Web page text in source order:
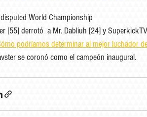
World Championship
[55] derrotó  a Mr. Dabliuh [24] y
podríamos determinar al mejor luchador
se coronó como el campeón inaugural.